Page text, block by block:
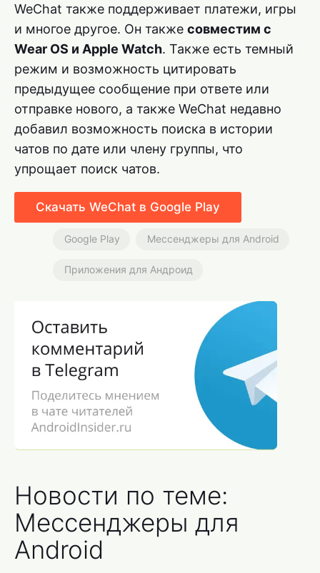
WeChat также поддерживает платежи, игры
и многое другое. Он также совместим c
Wear OS и Apple Watch. Также есть темный
режим и возможность цитировать
предыдущее сообщение при ответе или
отправке нового, а также WeChat недавно
добавил возможность поиска в истории
чатов по дате или члену группы, что
упрощает поиск чатов.
Скачать WeChat в Google Play
Google Play Мессенджеры для Android
Приложения для Андроид
Новости по теме:
Мессенджеры для
Android